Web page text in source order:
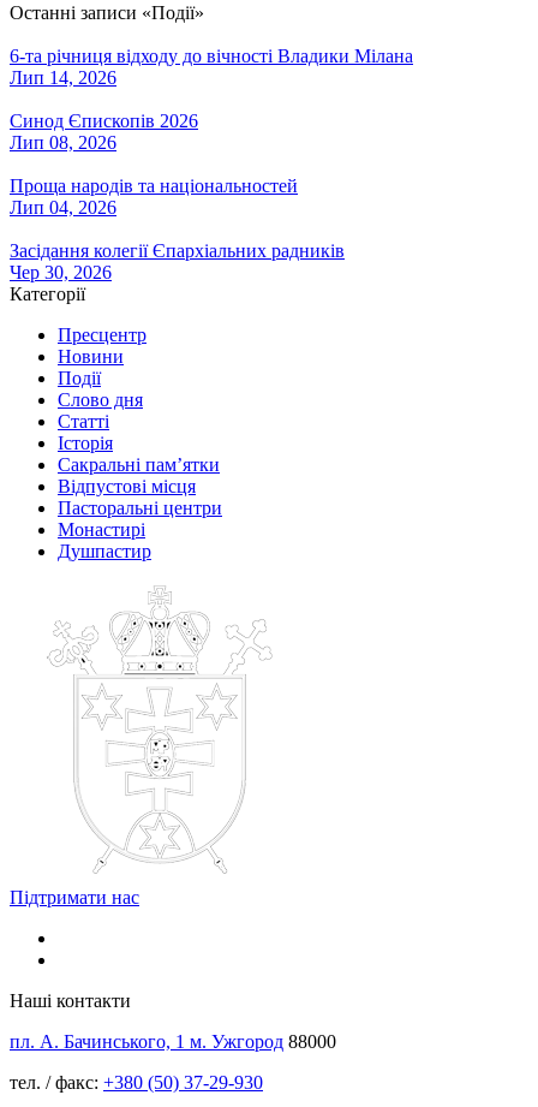
Останні записи «Події»
6-та річниця відходу до вічності Владики Мілана
Лип 14, 2026
Синод Єпископів 2026
Лип 08, 2026
Проща народів та національностей
Лип 04, 2026
Засідання колегії Єпархіальних радників
Чер 30, 2026
Категорії
Пресцентр
Новини
Події
Слово дня
Статті
Історія
Сакральні пам’ятки
Відпустові місця
Пасторальні центри
Монастирі
Душпастир
Підтримати нас
Наші контакти
пл. А. Бачинського, 1 м. Ужгород 88000
тел. / факс: +380 (50) 37-29-930